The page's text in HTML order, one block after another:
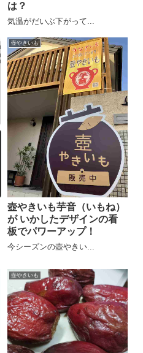
は？
気温がだいぶ下がって...
壺やきいも
壺やきいも芋音（いもね）
が いかしたデザインの看
板でパワーアップ！
今シーズンの壺やきい...
壺やきいも